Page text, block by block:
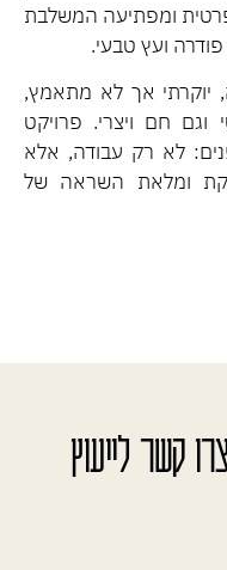
ומפתיעה המשלבת
פודרה ועץ טבעי.
יוקרתי אך לא מתאמץ,
וגם חם ויצרי. פרויקט
לא רק עבודה, אלא
ומלאת השראה של
צרו קשר לייעוץ